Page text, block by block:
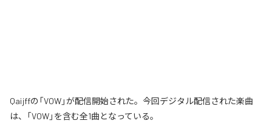
Qaijffの「VOW」が配信開始された。今回デジタル配信された楽曲
は、「VOW」を含む全1曲となっている。